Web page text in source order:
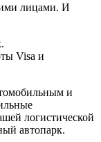
лицами. И
Visa и
и
логистической
автопарк.